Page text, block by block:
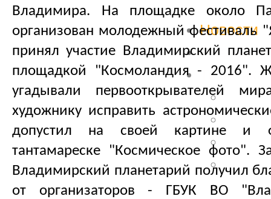
Новости
Тематика
Владимира. На площадке около
организован молодежный фестиваль
принял участие Владимирский
площадкой "Космоландия - 2016".
угадывали первооткрывателей
художнику исправить
допустил на своей картине и
тантамареске "Космическое фото".
Владимирский планетарий получил
от организаторов - ГБУК ВО